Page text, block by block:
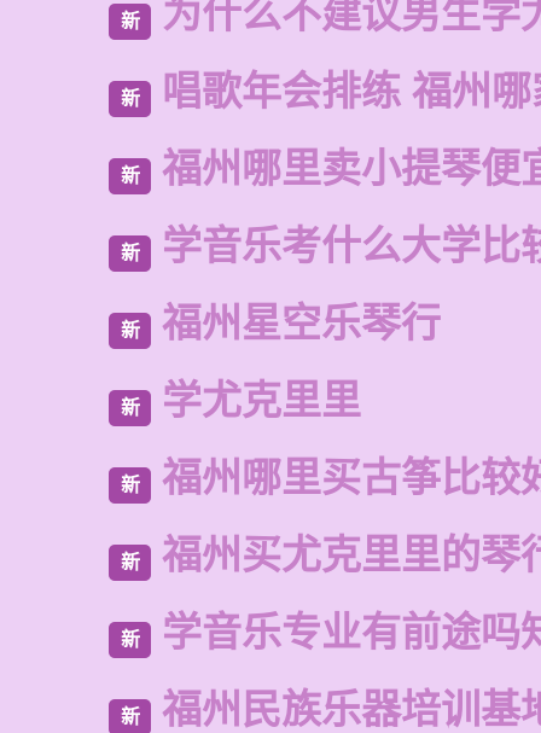
新 为什么不建议男生学
新 唱歌年会排练 福州
新 福州哪里卖小提琴便
新 学音乐考什么大学比
新 福州星空乐琴行
新 学尤克里里
新 福州哪里买古筝比较
新 福州买尤克里里的琴
新 学音乐专业有前途吗
新 福州民族乐器培训基